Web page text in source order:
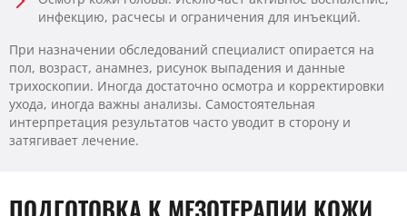
инфекцию, расчесы и ограничения для инъекций.
При назначении обследований специалист опирается на
пол, возраст, анамнез, рисунок выпадения и данные
трихоскопии. Иногда достаточно осмотра и корректировки
ухода, иногда важны анализы. Самостоятельная
интерпретация результатов часто уводит в сторону и
затягивает лечение.